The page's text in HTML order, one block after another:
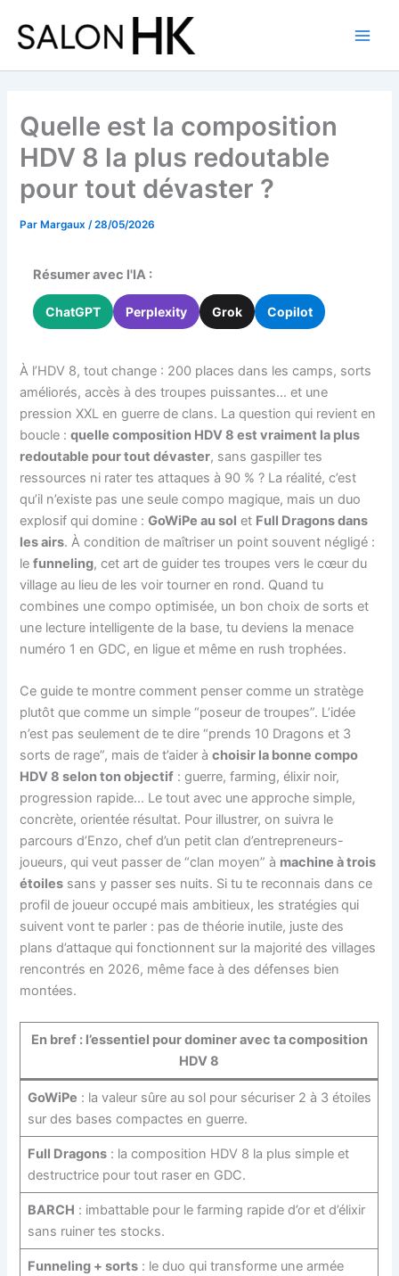
contenu
Quelle est la composition
HDV 8 la plus redoutable
pour tout dévaster ?
ParMargaux /28/05/2026
Résumer avec l'IA :
ChatGPT Perplexity Grok Copilot
À l’HDV 8, tout change : 200 places dans les camps, sorts
améliorés, accès à des troupes puissantes… et une
pression XXL en guerre de clans. La question qui revient en
boucle :quelle composition HDV 8 est vraiment la plus
redoutable pour tout dévaster, sans gaspiller tes
ressources ni rater tes attaques à 90 % ? La réalité, c’est
qu’il n’existe pas une seule compo magique, mais un duo
explosif qui domine :GoWiPe au sol et Full Dragons dans
les airs. À condition de maîtriser un point souvent négligé :
lefunneling, cet art de guider tes troupes vers le cœur du
village au lieu de les voir tourner en rond. Quand tu
combines une compo optimisée, un bon choix de sorts et
une lecture intelligente de la base, tu deviens la menace
numéro 1 en GDC, en ligue et même en rush trophées.
Ce guide te montre comment penser comme un stratège
plutôt que comme un simple “poseur de troupes”. L’idée
n’est pas seulement de te dire “prends 10 Dragons et 3
sorts de rage”, mais de t’aider àchoisir la bonne compo
HDV 8 selon ton objectif : guerre, farming, élixir noir,
progression rapide… Le tout avec une approche simple,
concrète, orientée résultat. Pour illustrer, on suivra le
parcours d’Enzo, chef d’un petit clan d’entrepreneurs-
joueurs, qui veut passer de “clan moyen” à machine à trois
étoiles sans y passer ses nuits. Si tu te reconnais dans ce
profil de joueur occupé mais ambitieux, les stratégies qui
suivent vont te parler : pas de théorie inutile, juste des
plans d’attaque qui fonctionnent sur la majorité des villages
rencontrés en 2026, même face à des défenses bien
montées.
En bref : l’essentiel pour dominer avec ta composition
HDV 8
GoWiPe : la valeur sûre au sol pour sécuriser 2 à 3 étoiles
sur des bases compactes en guerre.
Full Dragons: la composition HDV 8 la plus simple et
destructrice pour tout raser en GDC.
BARCH : imbattable pour le farming rapide d’or et d’élixir
sans ruiner tes stocks.
Funneling + sorts: le duo qui transforme une armée